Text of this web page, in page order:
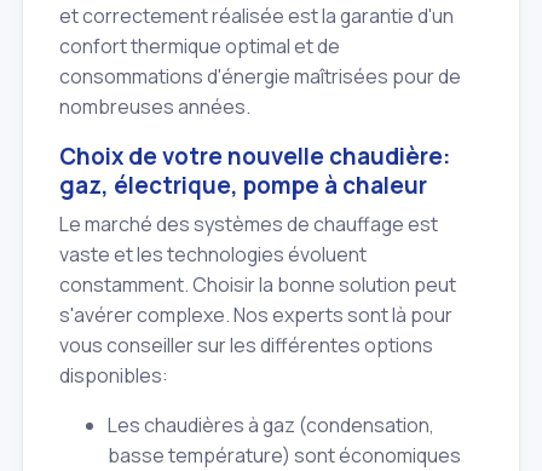
et correctement réalisée est la garantie d'un
confort thermique optimal et de
consommations d'énergie maîtrisées pour de
nombreuses années.
Choix de votre nouvelle chaudière:
gaz, électrique, pompe à chaleur
Le marché des systèmes de chauffage est
vaste et les technologies évoluent
constamment. Choisir la bonne solution peut
s'avérer complexe. Nos experts sont là pour
vous conseiller sur les différentes options
disponibles:
Les chaudières à gaz (condensation,
basse température) sont économiques